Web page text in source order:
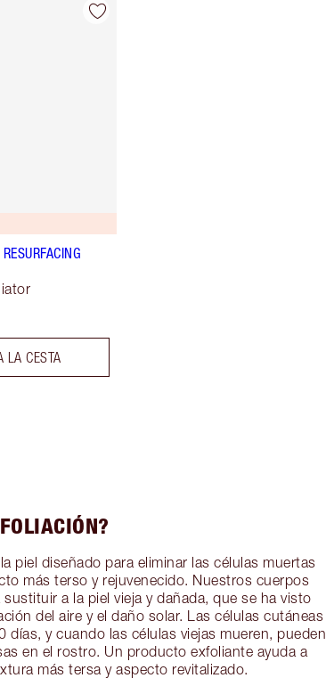
Artículo 1 de 1
LA CESTA
piel diseñado para eliminar las células muertas
más terso y rejuvenecido. Nuestros cuerpos
a la piel vieja y dañada, que se ha visto
del aire y el daño solar. Las células cutáneas
y cuando las células viejas mueren, pueden
en el rostro. Un producto exfoliante ayuda a
más tersa y aspecto revitalizado.